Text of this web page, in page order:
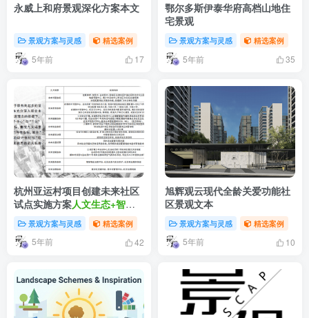
永威上和府景观深化方案本文
景观方案与灵感 精选案例
5年前 17
鄂尔多斯伊泰华府高档山地住
宅景观
景观方案与灵感 精选案例
5年前 35
杭州亚运村项目创建未来社区
试点实施方案人文生态+智慧
社区试点社区
景观方案与灵感 精选案例
5年前 42
旭辉观云现代全龄关爱功能社
区景观文本
景观方案与灵感 精选案例
5年前 10